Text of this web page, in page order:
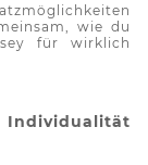
wie du
für wirklich
Individualität